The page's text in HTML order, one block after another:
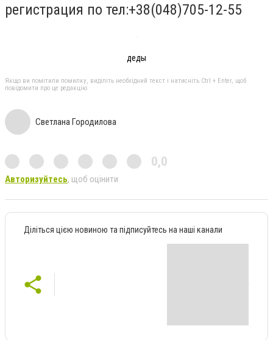
регистрация по тел:+38(048)705-12-55
деды
Якщо ви помітили помилку, виділіть необхідний текст і натисніть Ctrl + Enter, щоб
повідомити про це редакцію
Светлана Городилова
0,0
Авторизуйтесь, щоб оцінити
Діліться цією новиною та підписуйтесь на наші канали